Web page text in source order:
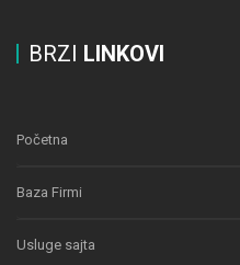
BRZI LINKOVI
Početna
Baza Firmi
Usluge sajta